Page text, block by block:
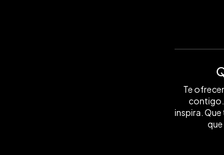
Te
contigo.
inspira.
que